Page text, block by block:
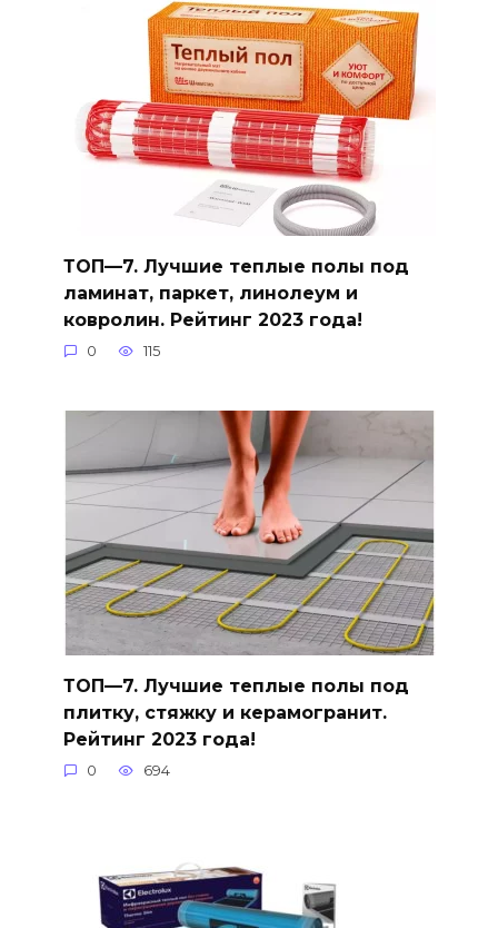
ТОП—7. Лучшие теплые полы под
ламинат, паркет, линолеум и
ковролин. Рейтинг 2023 года!
0 115
ТОП—7. Лучшие теплые полы под
плитку, стяжку и керамогранит.
Рейтинг 2023 года!
0 694